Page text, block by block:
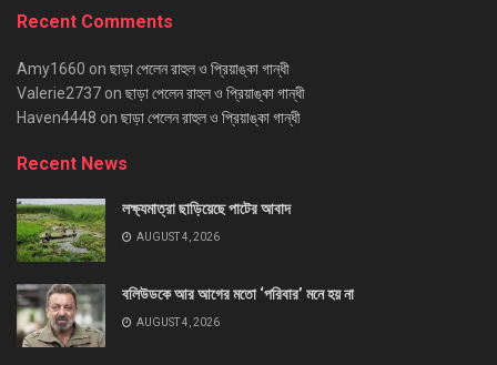
Recent Comments
Amy1660 on ছাড়া পেলেন রাহুল ও প্রিয়াঙ্কা গান্ধী
Valerie2737 on ছাড়া পেলেন রাহুল ও প্রিয়াঙ্কা গান্ধী
Haven4448 on ছাড়া পেলেন রাহুল ও প্রিয়াঙ্কা গান্ধী
Recent News
লক্ষ্যমাত্রা ছাড়িয়েছে পাটের আবাদ
AUGUST 4, 2026
বলিউডকে আর আগের মতো ‘পরিবার’ মনে হয় না
AUGUST 4, 2026